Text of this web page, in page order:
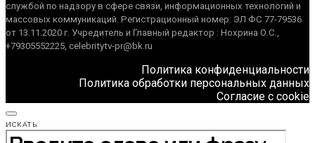
службой по надзору в сфере связи, информационных технологий и
массовых коммуникаций. Регистрационный номер: ЭЛ ФС 77-79536
от 13.11.2020 г. Учредитель и Главный редактор : Нохрина О.С.,
+79305552225, celebritytv-pr@bk.ru
Политика конфиденциальности
Политика обработки персональных данных
Согласие с cookie
ИСКАТЬ: